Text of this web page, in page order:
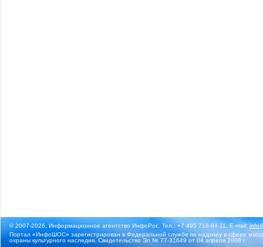
© 2007-2026, Информационное агентство ИнфоРос. Тел.: +7 495 718-84-11, E-mail:
Портал «ИнфоШОС» зарегистрирован в Федеральной службе по надзору в сфере
охраны культурного наследия. Свидетельство Эл № 77-31649 от 04 апреля 2008 г.